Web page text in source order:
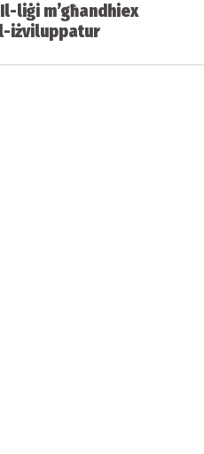
liġi m’għandhiex
iżviluppatur